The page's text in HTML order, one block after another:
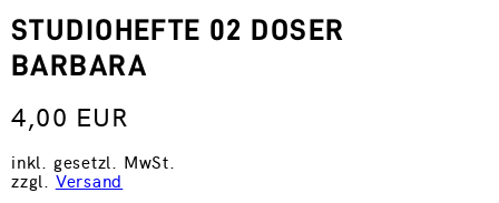
STUDIOHEFTE 02 DOSER
BARBARA
4,00 EUR
inkl. gesetzl. MwSt.
zzgl. Versand